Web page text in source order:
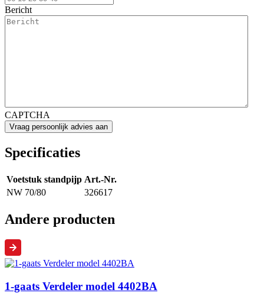
Bericht
CAPTCHA
Specificaties
Voetstuk standpijp Art.-Nr.
NW 70/80
326617
Andere producten
1-gaats Verdeler model 4402BA